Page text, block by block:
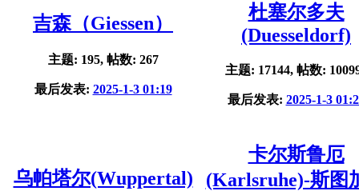
吉森（Giessen）
主题: 195, 帖数: 267
最后发表: 2025-1-3 01:19
杜塞尔多夫
(Duesseldorf)
主题: 17144, 帖数:
最后发表: 2025-1-3
乌帕塔尔(Wuppertal)
卡尔斯鲁厄
(Karlsruhe)-斯图